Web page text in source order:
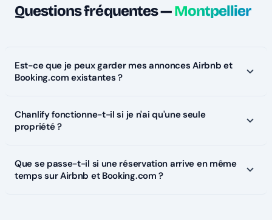
Questions fréquentes —Montpellier
Est-ce que je peux garder mes annonces Airbnb et
Booking.com existantes ?
Chanlify fonctionne-t-il si je n'ai qu'une seule
propriété ?
Que se passe-t-il si une réservation arrive en même
temps sur Airbnb et Booking.com ?